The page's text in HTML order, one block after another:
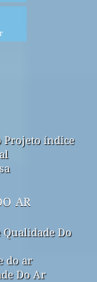
Projeto índice
ar
Qualidade Do
do ar
Do Ar